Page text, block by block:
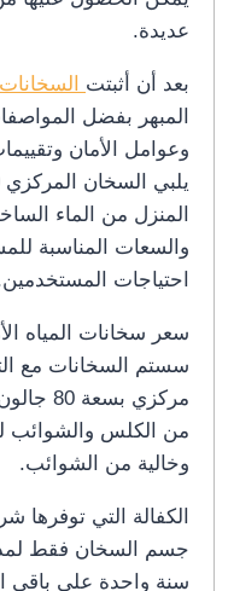
عديدة.
بعد أن أثبتت
المبهر بفضل
وعوامل الأمان
المنزل من الماء
والسعات المناسبة
احتياجات
سعر سخانات المياه
مركزي
من الكلس والشوائب
وخالية من الشوائب.
الكفالة التي
جسم السخان فقط
سنة واحدة على باقي